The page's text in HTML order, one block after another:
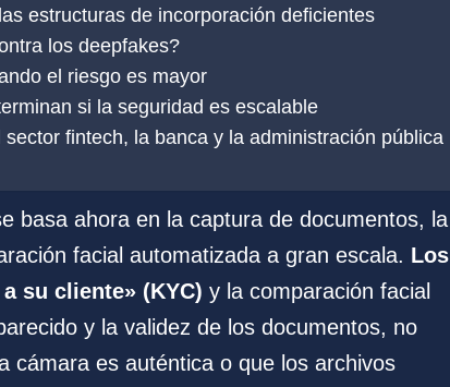
estructuras de incorporación deficientes
los deepfakes?
el riesgo es mayor
si la seguridad es escalable
fintech, la banca y la administración pública
basa ahora en la captura de documentos, la
facial automatizada a gran escala. Los
su cliente» (KYC) y la comparación facial
y la validez de los documentos, no
cámara es auténtica o que los archivos